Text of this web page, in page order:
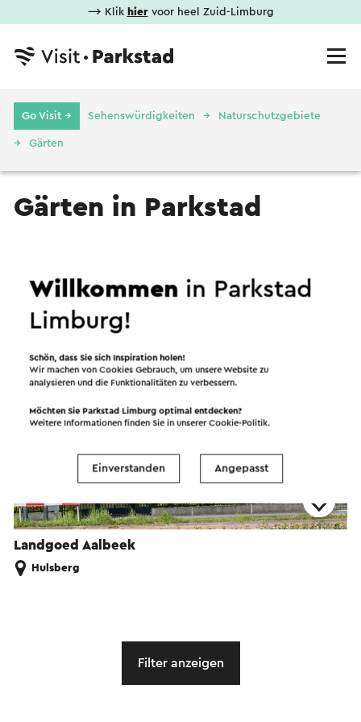
⟶ Klik hiervoor heel Zuid-Limburg
Go Visit → Sehenswürdigkeiten Naturschutzgebiete
Gärten
Gärten in Parkstad
Landgoed Aalbeek
Garten
Hulsberg
Filter anzeigen
Willkommen in Parkstad
Limburg!
Schön, dass Sie sich Inspiration holen!
Wir machen von Cookies Gebrauch, um unsere Website zu
analysieren und die Funktionalitäten zu verbessern.
Möchten Sie Parkstad Limburg optimal entdecken?
Weitere Informationen finden Sie in unsererCookie-Politik.
Einverstanden Angepasst